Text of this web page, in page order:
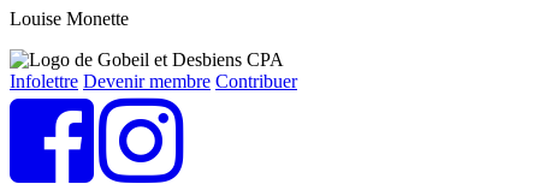
Louise Monette
Infolettre Devenir membre Contribuer